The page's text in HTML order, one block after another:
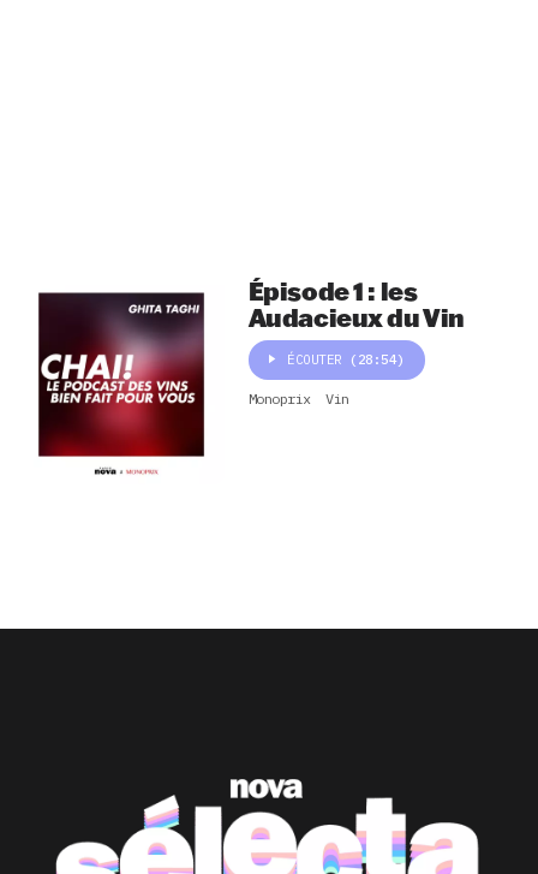
Épisode 1 : les
Audacieux du Vin
ÉCOUTER (28:54)
Monoprix Vin